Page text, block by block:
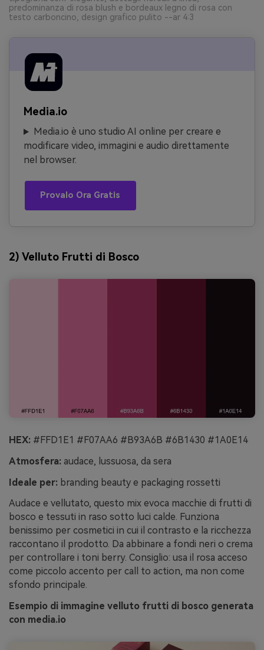
predominanza di rosa blush e bordeaux legno di rosa con
testo carboncino, design grafico pulito --ar 4:3
Media.io
Media.io è uno studio AI online per creare e
modificare video, immagini e audio direttamente
nel browser.
Provalo Ora Gratis
2) Velluto Frutti di Bosco
HEX: #FFD1E1 #F07AA6 #B93A6B #6B1430 #1A0E14
Atmosfera: audace, lussuosa, da sera
Ideale per: branding beauty e packaging rossetti
Audace e vellutato, questo mix evoca macchie di frutti di
bosco e tessuti in raso sotto luci calde. Funziona
benissimo per cosmetici in cui il contrasto e la ricchezza
raccontano il prodotto. Da abbinare a fondi neri o crema
per controllare i toni berry. Consiglio: usa il rosa acceso
come piccolo accento per call to action, ma non come
sfondo principale.
Esempio di immagine velluto frutti di bosco generata
con media.io